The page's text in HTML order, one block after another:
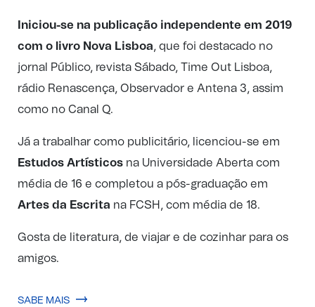
Iniciou-se na publicação independente em 2019
com o livro Nova Lisboa, que foi destacado no
jornal Público, revista Sábado, Time Out Lisboa,
rádio Renascença, Observador e Antena 3, assim
como no Canal Q.
Já a trabalhar como publicitário, licenciou-se em
Estudos Artísticos na Universidade Aberta com
média de 16 e completou a pós-graduação em
Artes da Escrita na FCSH, com média de 18.
Gosta de literatura, de viajar e de cozinhar para os
amigos.
SABE MAIS